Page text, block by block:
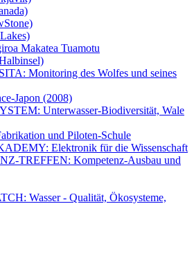
Makatea Tuamotu
Monitoring des Wolfes und seines
Japon (2008)
Unterwasser-Biodiversität, Wale
und Piloten-Schule
Elektronik für die Wissenschaft
TREFFEN: Kompetenz-Ausbau und
Wasser - Qualität, Ökosysteme,